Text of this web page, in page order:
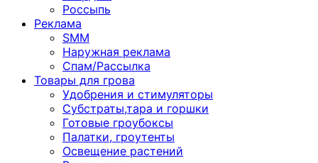
Россыпь
Реклама
SMM
Наружная реклама
Спам/Рассылка
Товары для грова
Удобрения и стимуляторы
Субстраты,тара и горшки
Готовые гроубоксы
Палатки, гроутенты
Освещение растений